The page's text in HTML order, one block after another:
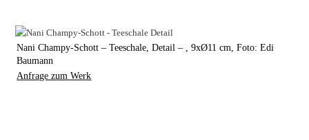
Nani Champy-Schott – Teeschale, Detail – , 9xØ11 cm, Foto: Edi
Baumann
Anfrage zum Werk